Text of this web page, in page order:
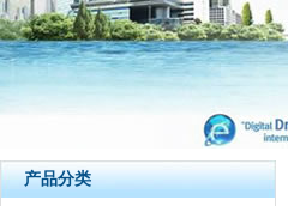
产品分类